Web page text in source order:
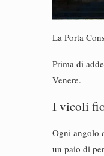
La Porta
Prima di
Venere.
I vicoli
Ogni angolo
un paio di